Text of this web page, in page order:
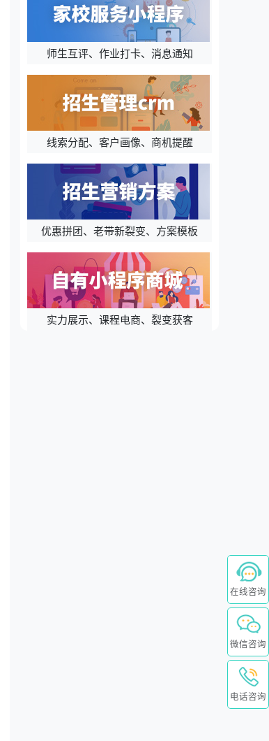
师生互评、作业打卡、消息通知
线索分配、客户画像、商机提醒
优惠拼团、老带新裂变、方案模板
实力展示、课程电商、裂变获客
在线咨询
微信咨询
电话咨询